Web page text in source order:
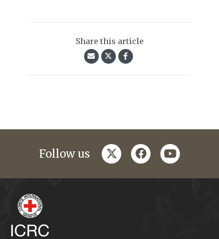
Share this article
Follow us twitterfacebookyoutube